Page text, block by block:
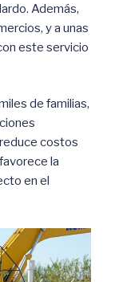
Además,
y a unas
este servicio
de familias,
costos
la
en el